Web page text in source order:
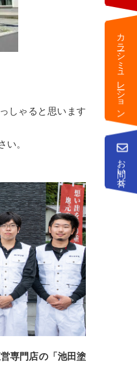
しゃると思います
。
専門店の「池田塗
カラーシミュレーション
お問い合せ